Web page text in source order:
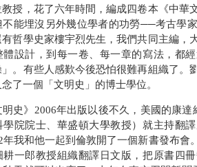
教授，花了六年時間，編成四卷本《中華
不能埋沒另外幾位學者的功勞──考古學
有哲學史家樓宇烈先生，我們共同主編，
體設計，到每一卷、每一章的寫法，都
」。有些人感歎今後恐怕很難再組織了。
了一個「文明史」的博士學位。
明史》2006年出版以後不久，美國的康達
學院院士、華盛頓大學教授）就主持翻
年我和他一起到倫敦開了一個新書發布會
耕一郎教授組織翻譯日文版，把原書四